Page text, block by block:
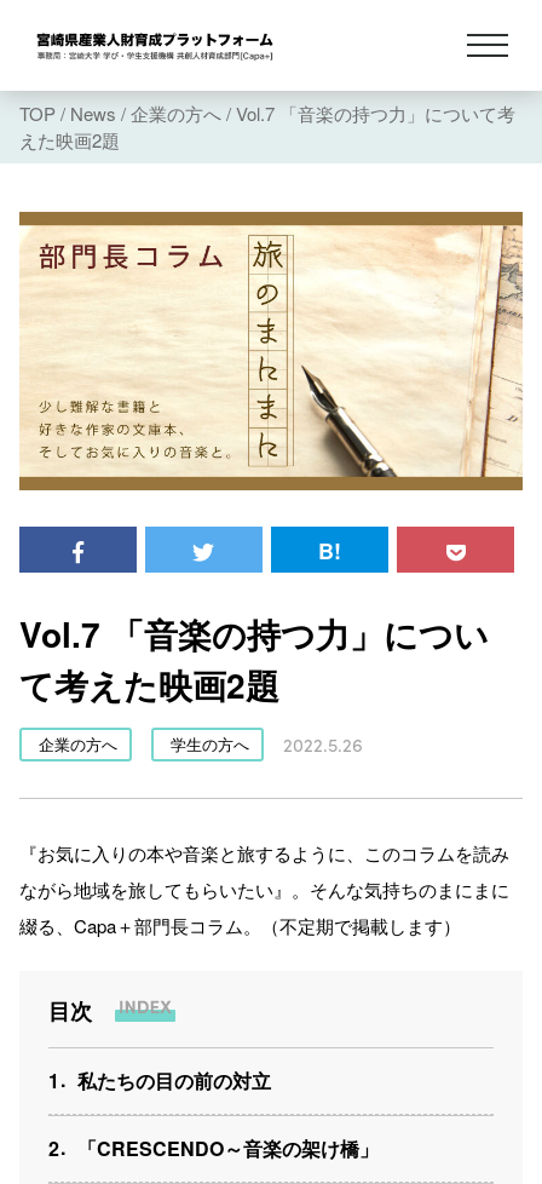
TOP/ News /企業の方へ/Vol.7 「音楽の持つ力」について考
えた映画2題
B!
Vol.7 「音楽の持つ力」につい
て考えた映画2題
企業の方へ 学生の方へ 2022.5.26
『お気に入りの本や音楽と旅するように、このコラムを読み
ながら地域を旅してもらいたい』。そんな気持ちのまにまに
綴る、Capa＋部門長コラム。（不定期で掲載します）
目次
1 私たちの目の前の対立
2 「CRESCENDO～音楽の架け橋」